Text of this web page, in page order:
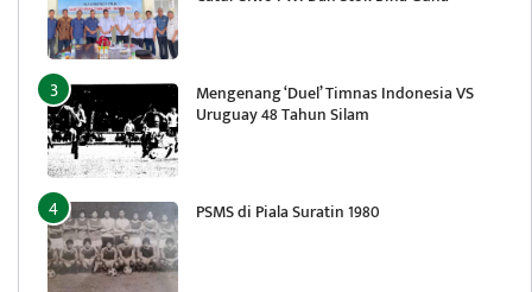
Mengenang ‘Duel’ Timnas Indonesia VS
Uruguay 48 Tahun Silam
PSMS di Piala Suratin 1980